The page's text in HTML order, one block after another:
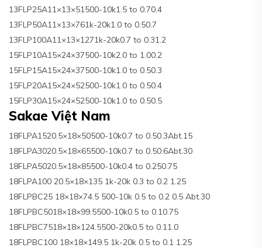
13FLP25A11×13×51500-10k1.5 to 0.70.4
13FLP50A11×13×761k-20k1.0 to 0.50.7
13FLP100A11×13×1271k-20k0.7 to 0.31.2
15FLP10A15×24×37500-10k2.0 to 1.00.2
15FLP15A15×24×37500-10k1.0 to 0.50.3
15FLP20A15×24×52500-10k1.0 to 0.50.4
15FLP30A15×24×52500-10k1.0 to 0.50.5
Sakae Việt Nam
18FLPA1520.5×18×50500-10k0.7 to 0.50.3Abt.15
18FLPA3020.5×18×65500-10k0.7 to 0.50.6Abt.30
18FLPA5020.5×18×85500-10k0.4 to 0.250.75
18FLPA100 20.5×18×135 1k-20k 0.3 to 0.2 1.25
18FLPBC25 18×18×74.5 500-10k 0.5 to 0.2 0.5 Abt.30
18FLPBC5018×18×99.5500-10k0.5 to 0.10.75
18FLPBC7518×18×124.5500-20k0.5 to 0.11.0
18FLPBC100 18×18×149.5 1k-20k 0.5 to 0.1 1.25